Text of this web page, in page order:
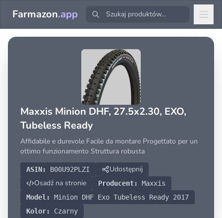
Farmazon.app
Maxxis Minion DHF, 27.5x2.30, EXO,
Tubeless Ready
Affidabile e durevole Facile da montare Progettato per un
ottimo funzionamento Struttura robusta
ASIN: B00U92PLZI
Udostępnij
Osadź na stronie
Producent:
Maxxis
Model:
Minion DHF Exo Tubeless Ready 2017
Kolor:
Czarny